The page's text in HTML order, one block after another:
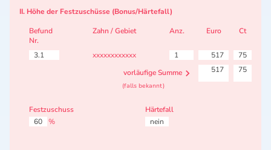
II. Höhe der Festzuschüsse (Bonus/Härtefall)
Befund
Nr.
Zahn / Gebiet Anz. Euro Ct
3.1 xxxxxxxxxxxx 1 517
75
vorläufige Summe
517 75
(falls bekannt)
Festzuschuss
60
%
Härtefall
nein